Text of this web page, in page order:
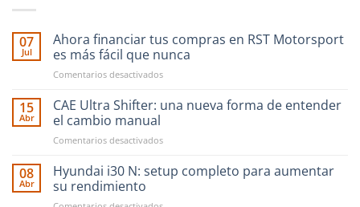
07
Jul
Ahora financiar tus compras en RST Motorsport
es más fácil que nunca
Comentarios desactivadosen
financiar
en
Motorsport
15
Abr
CAE Ultra Shifter: una nueva forma de entender
el cambio manual
Comentarios desactivadosen
Ultra
Shifter:
08
Abr
Hyundai i30 N: setup completo para aumentar
su rendimiento